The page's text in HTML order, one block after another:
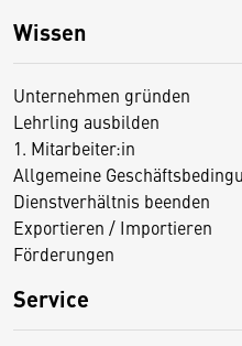
Wissen
Unternehmen gründen
Lehrling ausbilden
1. Mitarbeiter:in
Allgemeine
Dienstverhältnis beenden
Exportieren / Importieren
Förderungen
Service